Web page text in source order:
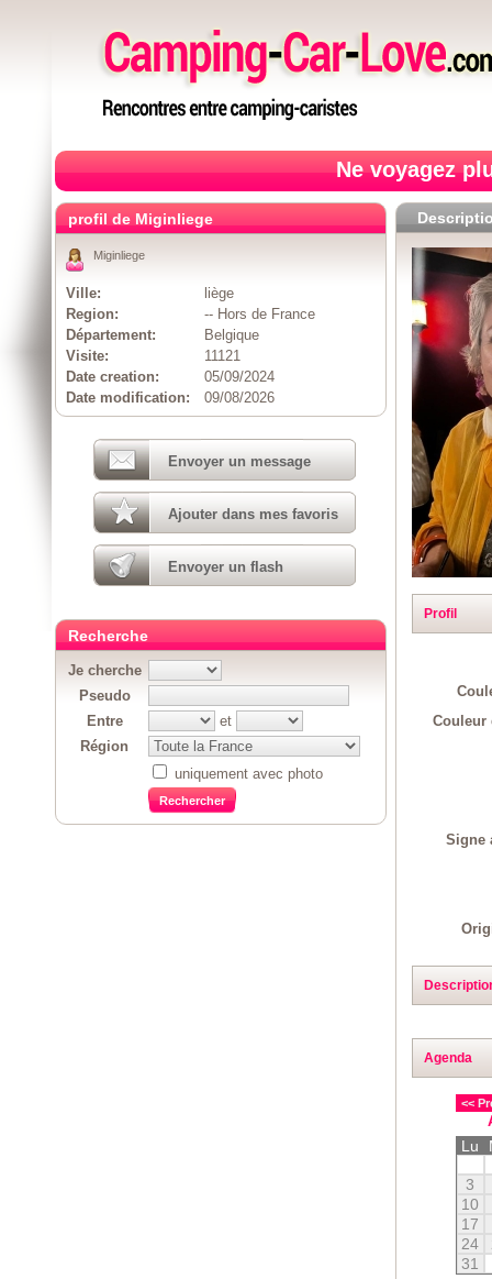
Ne voyagez
Profil
Couleur
Signe
Agenda
<<
Lu
3
10
17
24
31
profil de Miginliege
Miginliege
Ville:
liège
Region:
-- Hors de France
Département:
Belgique
Visite:
11121
Date creation:
05/09/2024
Date modification:
09/08/2026
Envoyer un message
Ajouter dans mes favoris
Envoyer un flash
Recherche
Je cherche
Pseudo
Entre
et
Région
uniquement avec photo